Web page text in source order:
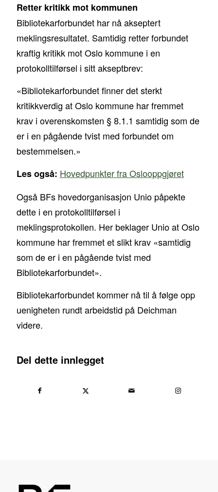
Retter kritikk mot kommunen
Bibliotekarforbundet har nå akseptert
meklingsresultatet. Samtidig retter forbundet
kraftig kritikk mot Oslo kommune i en
protokolltilførsel i sitt akseptbrev:
«Bibliotekarforbundet finner det sterkt
kritikkverdig at Oslo kommune har fremmet
krav i overenskomsten § 8.1.1 samtidig som de
er i en pågående tvist med forbundet om
bestemmelsen.»
Les også: Hovedpunkter fra Oslooppgjøret
Også BFs hovedorganisasjon Unio påpekte
dette i en protokolltilførsel i
meklingsprotokollen. Her beklager Unio at Oslo
kommune har fremmet et slikt krav «samtidig
som de er i en pågående tvist med
Bibliotekarforbundet».
Bibliotekarforbundet kommer nå til å følge opp
uenigheten rundt arbeidstid på Deichman
videre.
Del dette innlegget